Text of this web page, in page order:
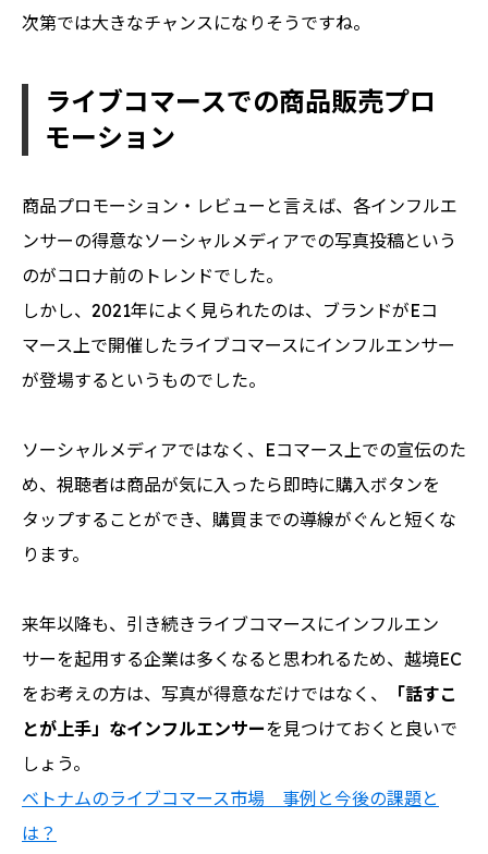
次第では大きなチャンスになりそうですね。
ライブコマースでの商品販売プロ
モーション
商品プロモーション・レビューと言えば、各インフルエ
ンサーの得意なソーシャルメディアでの写真投稿という
のがコロナ前のトレンドでした。
しかし、2021年によく見られたのは、ブランドがEコ
マース上で開催したライブコマースにインフルエンサー
が登場するというものでした。
ソーシャルメディアではなく、Eコマース上での宣伝のた
め、視聴者は商品が気に入ったら即時に購入ボタンを
タップすることができ、購買までの導線がぐんと短くな
ります。
来年以降も、引き続きライブコマースにインフルエン
サーを起用する企業は多くなると思われるため、越境EC
をお考えの方は、写真が得意なだけではなく、
「話すこ
とが上手」なインフルエンサーを見つけておくと良いで
しょう。
ベトナムのライブコマース市場 事例と今後の課題と
は？